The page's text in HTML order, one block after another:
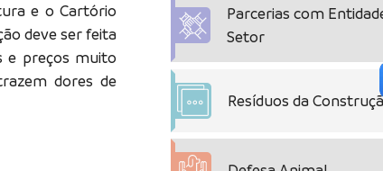
e o Cartório
deve ser feita
e preços muito
dores de
Parcerias com
Setor
Resíduos da